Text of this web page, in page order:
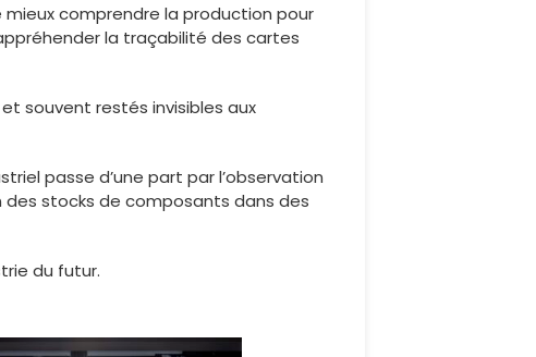
mieux comprendre la production pour
la traçabilité des cartes
souvent restés invisibles aux
passe d’une part par l’observation
stocks de composants dans des
du futur.